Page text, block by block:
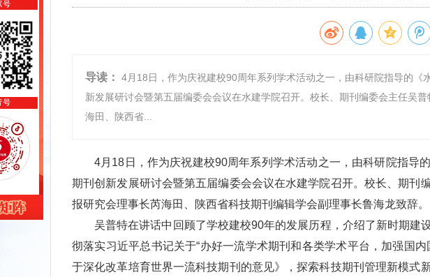
导读：
4月18日，作为庆祝建校90周年系列学术活动之一，由科研院指导的《
新发展研讨会暨第五届编委会会议在水建学院召开。校长、期刊编委会主任吴
海田、陕西省...
4月18日，作为庆祝建校90周年系列学术活动之一，由科研院指导
期刊创新发展研讨会暨第五届编委会会议在水建学院召开。校长、期刊
报研究会理事长芮海田、陕西省科技期刊编辑学会副理事长鲁海龙致辞。
吴普特在讲话中回顾了学校建校90年的发展历程，介绍了新时期建
彻落实习近平总书记关于“办好一流学术期刊和各类学术平台，加强国
于深化改革培育世界一流科技期刊的意见》，探索科技期刊管理新模式